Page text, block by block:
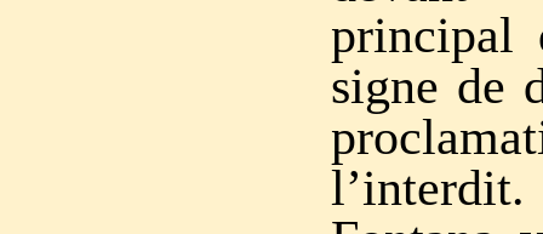
principal
signe de